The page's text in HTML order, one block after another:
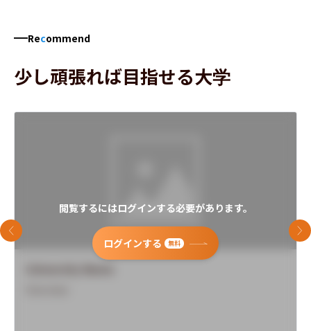
Recommend
少し頑張れば目指せる大学
閲覧するにはログインする必要があります。
ログインする 無料
前のスライド 次